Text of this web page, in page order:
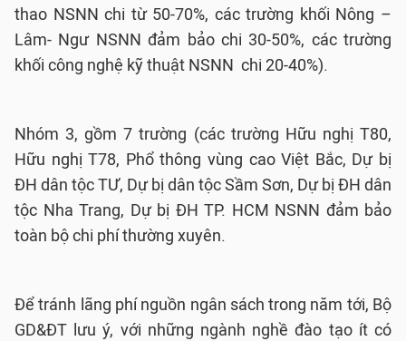
thao NSNN chi từ 50-70%, các trường khối Nông –
Lâm- Ngư NSNN đảm bảo chi 30-50%, các trường
khối công nghệ kỹ thuật NSNN chi 20-40%).
Nhóm 3, gồm 7 trường (các trường Hữu nghị T80,
Hữu nghị T78, Phổ thông vùng cao Việt Bắc, Dự bị
ĐH dân tộc TƯ, Dự bị dân tộc Sầm Sơn, Dự bị ĐH dân
tộc Nha Trang, Dự bị ĐH TP. HCM NSNN đảm bảo
toàn bộ chi phí thường xuyên.
Để tránh lãng phí nguồn ngân sách trong năm tới, Bộ
GD&ĐT lưu ý, với những ngành nghề đào tạo ít có